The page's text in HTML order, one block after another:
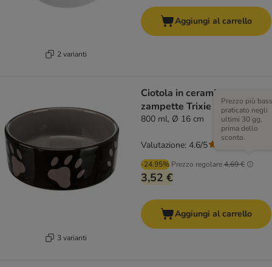
2 varianti
Aggiungi al carrello
3 varianti
Ciotola in ceramica con
zampette Trixie marrone
800 ml, Ø 16 cm
-24.95% Prezzo regolare4,69 €
Prezzo più
praticato negli
ultimi 30 gg,
prima dello
sconto.
3,52 €
Valutazione: 4.6/5
Aggiungi al carrello